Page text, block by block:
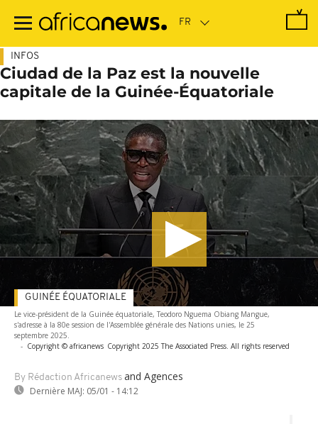
contenu
INFOS
Ciudad de la Paz est la nouvelle
capitale de la Guinée-Équatoriale
Le vice-président de la Guinée équatoriale, Teodoro Nguema Obiang Mangue,
s'adresse à la 80e session de l'Assemblée générale des Nations unies, le 25
septembre 2025.
- Copyright © africanews Copyright 2025 The Associated Press. All rights reserved
By Rédaction Africanews and Agences
Dernière MAJ: 05/01 - 14:12
GUINÉE ÉQUATORIALE